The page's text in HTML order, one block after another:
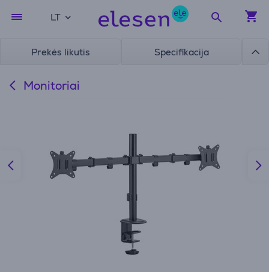
LT
Prekės likutis Specifikacija
Monitoriai